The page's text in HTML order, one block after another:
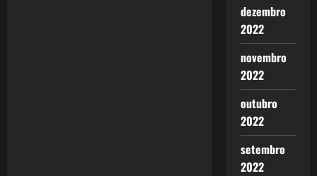
dezembro
2022
novembro
2022
outubro
2022
setembro
2022